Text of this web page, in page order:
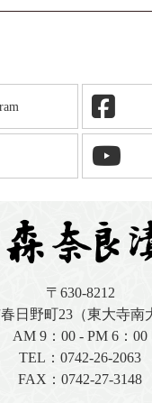
〒630-8212
日野町23（東大寺南
AM 9：00 - PM 6：00
TEL： 0742-26-2063
FAX：0742-27-3148